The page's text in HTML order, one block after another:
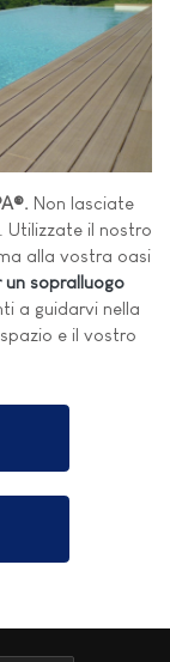
Non lasciate
Utilizzate il nostro
alla vostra oasi
sopralluogo
a guidarvi nella
e il vostro